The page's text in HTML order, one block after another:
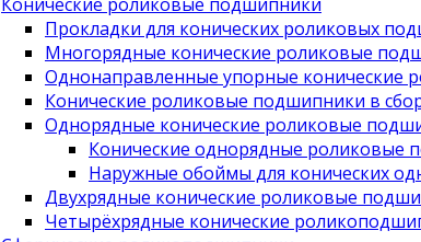
Прокладки для конических роликовых
Многорядные конические роликовые
Однонаправленные упорные конические
Конические роликовые подшипники в
Однорядные конические роликовые
Конические однорядные роликовые
Наружные обоймы для конических
Двухрядные конические роликовые
Четырёхрядные конические